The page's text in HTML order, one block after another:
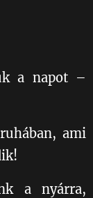
a napot –
ami
a nyárra,